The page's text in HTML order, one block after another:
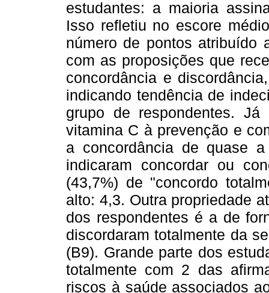
estudantes: a maioria
Isso refletiu no escore
número de pontos atribuído
com as proposições que
concordância e
indicando tendência de
grupo de respondentes.
vitamina C à prevenção e
a concordância de quase
indicaram concordar ou
(43,7%) de "concordo
alto: 4,3. Outra propriedade
dos respondentes é a de
discordaram totalmente da
(B9). Grande parte dos
totalmente com 2 das
riscos à saúde associados